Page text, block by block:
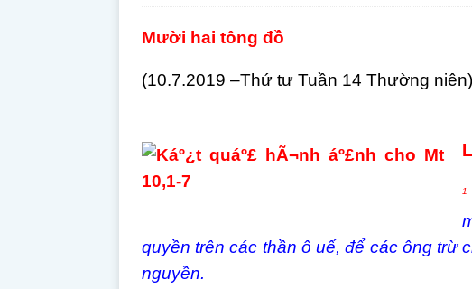
Mười hai tông đồ
(10.7.2019 –Thứ tư Tuần 14 Thường niên)
1
quyền trên các thần ô uế, để các ông trừ
nguyền.